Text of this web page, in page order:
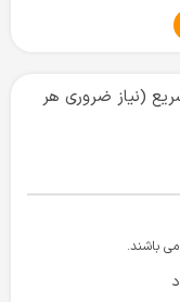
(نیاز ضروری هر
باشند.